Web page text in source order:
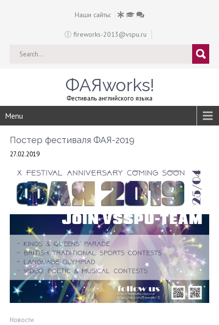
Наши сайты:
fireworks-2013@vspu.ru
ФАЯworks!
Фестиваль английского языка
Menu
Постер фестиваля ФАЯ-2019
27.02.2019
Новости